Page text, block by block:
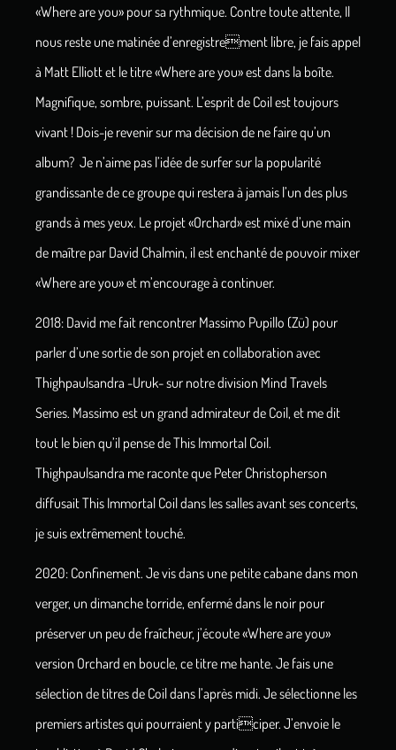
«Where are you» pour sa rythmique. Contre toute attente, Il
nous reste une matinée d’enregistrement libre, je fais appel
à Matt Elliott et le titre «Where are you» est dans la boîte.
Magnifique, sombre, puissant. L’esprit de Coil est toujours
vivant ! Dois-je revenir sur ma décision de ne faire qu’un
album? Je n’aime pas l’idée de surfer sur la popularité
grandissante de ce groupe qui restera à jamais l’un des plus
grands à mes yeux. Le projet «Orchard» est mixé d’une main
de maître par David Chalmin, il est enchanté de pouvoir mixer
«Where are you» et m’encourage à continuer.
2018: David me fait rencontrer Massimo Pupillo (Zü) pour
parler d’une sortie de son projet en collaboration avec
Thighpaulsandra -Uruk- sur notre division Mind Travels
Series. Massimo est un grand admirateur de Coil, et me dit
tout le bien qu’il pense de This Immortal Coil.
Thighpaulsandra me raconte que Peter Christopherson
diffusait This Immortal Coil dans les salles avant ses concerts,
je suis extrêmement touché.
2020: Confinement. Je vis dans une petite cabane dans mon
verger, un dimanche torride, enfermé dans le noir pour
préserver un peu de fraîcheur, j’écoute «Where are you»
version Orchard en boucle, ce titre me hante. Je fais une
sélection de titres de Coil dans l’après midi. Je sélectionne les
premiers artistes qui pourraient y participer. J’envoie le